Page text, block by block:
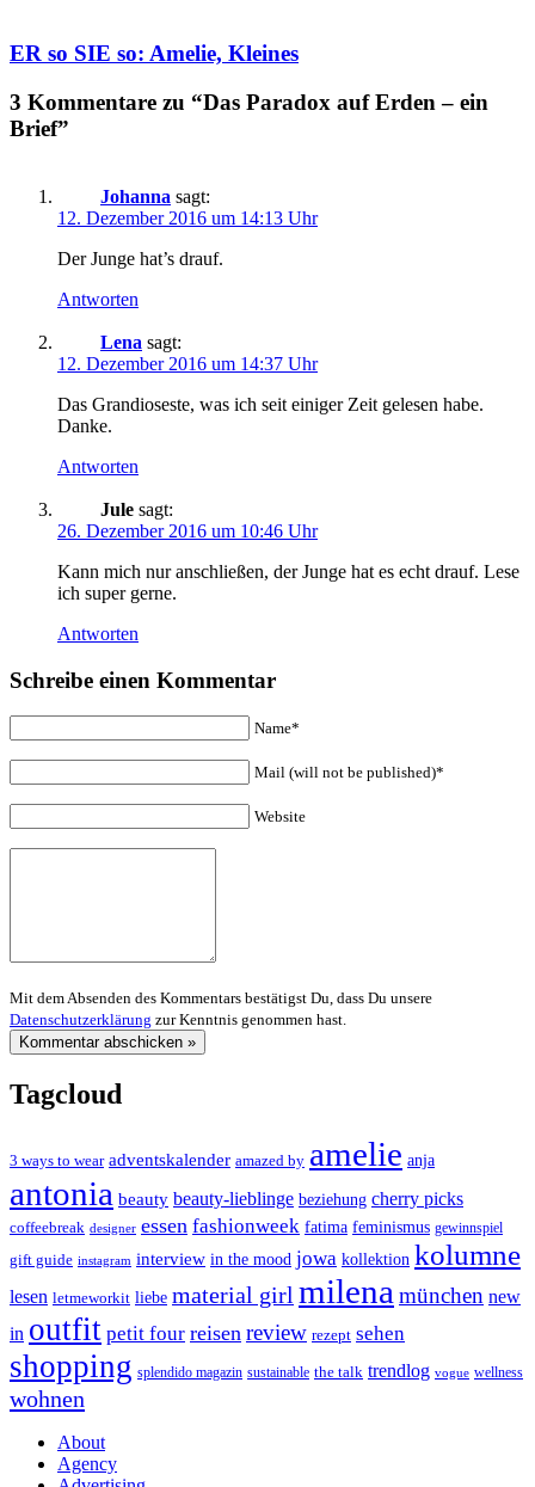
ER so SIE so: Amelie, Kleines
3 Kommentare zu “Das Paradox auf Erden – ein
Brief”
Johanna sagt:
12. Dezember 2016 um 14:13 Uhr
Der Junge hat’s drauf.
Antworten
Lena sagt:
12. Dezember 2016 um 14:37 Uhr
Das Grandioseste, was ich seit einiger Zeit gelesen habe.
Danke.
Antworten
Jule sagt:
26. Dezember 2016 um 10:46 Uhr
Kann mich nur anschließen, der Junge hat es echt drauf. Lese
ich super gerne.
Antworten
Schreibe einen Kommentar
Name*
Mail (will not be published)*
Website
Mit dem Absenden des Kommentars bestätigst Du, dass Du unsere
Datenschutzerklärung zur Kenntnis genommen hast.
Tagcloud
3 ways to wear adventskalender amazed by amelie anja
antonia beauty beauty-lieblinge beziehung cherry picks
coffeebreak designer essen fashionweek fatima feminismus gewinnspiel
gift guide instagram interview in the mood jowa kollektion kolumne
lesen letmeworkit liebe material girl milena münchen new
in outfit petit four reisen review rezept sehen
shopping splendido magazin sustainable the talk trendlog vogue wellness
wohnen
About
Agency